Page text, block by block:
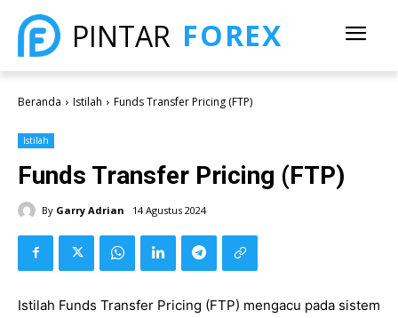
PINTAR FOREX
Beranda Istilah Funds Transfer Pricing (FTP)
Istilah
Funds Transfer Pricing (FTP)
By Garry Adrian 14 Agustus 2024
Istilah Funds Transfer Pricing (FTP) mengacu pada sistem